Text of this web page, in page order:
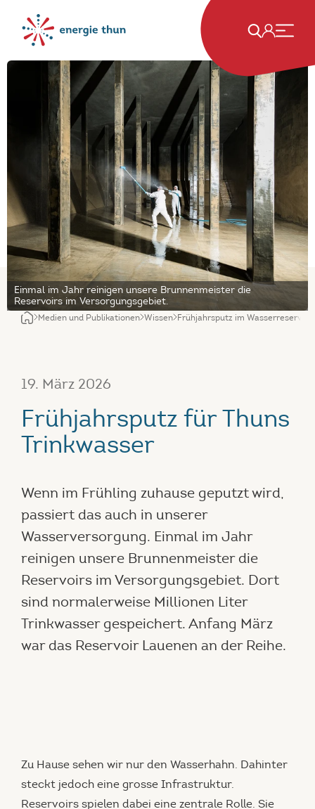
Medien und Publikationen Wissen Frühjahrsputz im Wasserreservoir
19. März 2026
Frühjahrsputz für Thuns
Trinkwasser
Wenn im Frühling zuhause geputzt wird,
passiert das auch in unserer
Wasserversorgung. Einmal im Jahr
reinigen unsere Brunnenmeister die
Reservoirs im Versorgungsgebiet. Dort
sind normalerweise Millionen Liter
Trinkwasser gespeichert. Anfang März
war das Reservoir Lauenen an der Reihe.
Einmal im Jahr reinigen unsere Brunnenmeister die
Reservoirs im Versorgungsgebiet.
Zu Hause sehen wir nur den Wasserhahn. Dahinter
steckt jedoch eine grosse Infrastruktur.
Reservoirs spielen dabei eine zentrale Rolle. Sie